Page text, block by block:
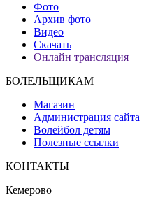
Фото
Архив фото
Видео
Скачать
Онлайн трансляция
БОЛЕЛЬЩИКАМ
Магазин
Администрация сайта
Волейбол детям
Полезные ссылки
КОНТАКТЫ
Кемерово